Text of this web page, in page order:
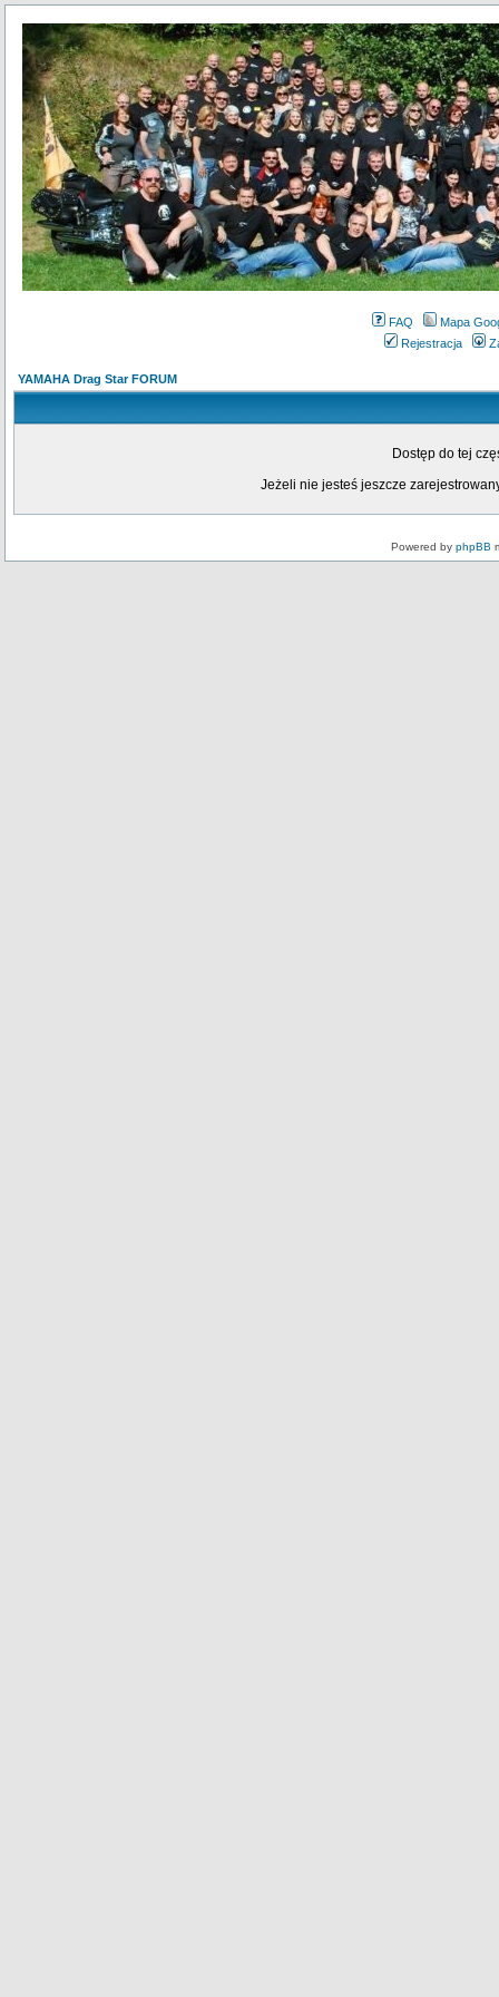
FAQ
Mapa
Rejestracja
YAMAHA Drag Star FORUM
Dostęp do tej
Jeżeli nie jesteś jeszcze
Powered by phpBB